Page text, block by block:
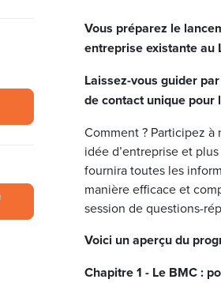
Vous préparez le
entreprise existante au
Laissez-vous guider
de contact unique pour
Comment ? Participez
idée d’entreprise et
fournira toutes les
manière efficace et
session de questions-
Voici un aperçu du
Chapitre 1 - Le BMC :